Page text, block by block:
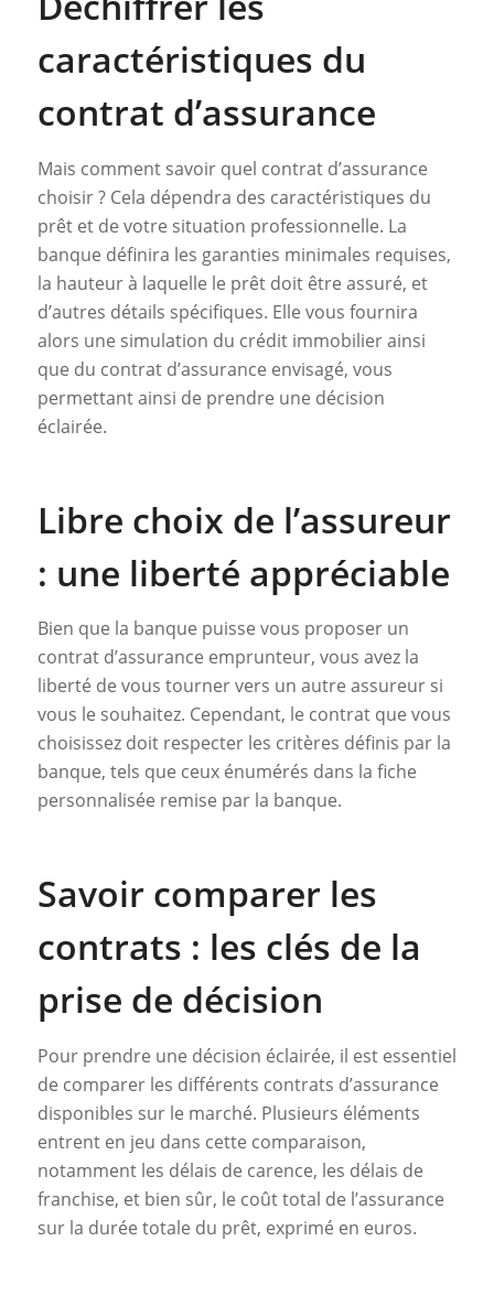
caractéristiques du
contrat d’assurance
Mais comment savoir quel contrat d’assurance
choisir ? Cela dépendra des caractéristiques du
prêt et de votre situation professionnelle. La
banque définira les garanties minimales requises,
la hauteur à laquelle le prêt doit être assuré, et
d’autres détails spécifiques. Elle vous fournira
alors une simulation du crédit immobilier ainsi
que du contrat d’assurance envisagé, vous
permettant ainsi de prendre une décision
éclairée.
Libre choix de l’assureur
: une liberté appréciable
Bien que la banque puisse vous proposer un
contrat d’assurance emprunteur, vous avez la
liberté de vous tourner vers un autre assureur si
vous le souhaitez. Cependant, le contrat que vous
choisissez doit respecter les critères définis par la
banque, tels que ceux énumérés dans la fiche
personnalisée remise par la banque.
Savoir comparer les
contrats : les clés de la
prise de décision
Pour prendre une décision éclairée, il est essentiel
de comparer les différents contrats d’assurance
disponibles sur le marché. Plusieurs éléments
entrent en jeu dans cette comparaison,
notamment les délais de carence, les délais de
franchise, et bien sûr, le coût total de l’assurance
sur la durée totale du prêt, exprimé en euros.